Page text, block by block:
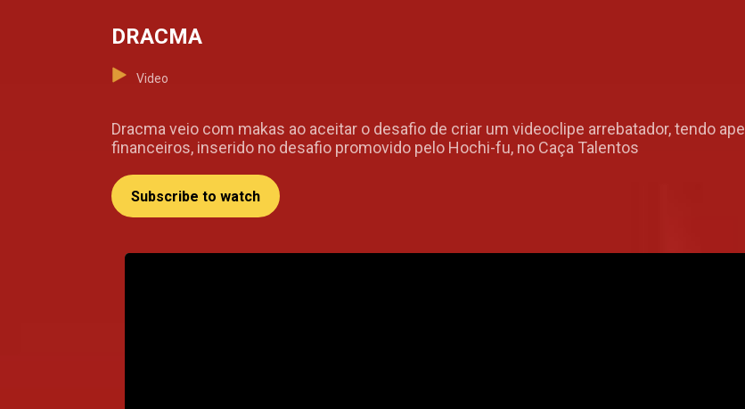
DRACMA
Video
Dracma veio com makas ao aceitar o desafio de criar um videoclipe arrebatador, tendo
financeiros, inserido no desafio promovido pelo Hochi-fu, no Caça Talentos
Subscribe to watch